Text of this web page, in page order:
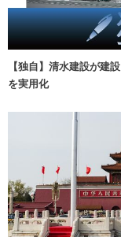
【独自】清水建設が建
を実用化